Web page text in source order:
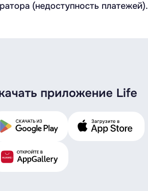
(недоступность платежей).
приложение Life